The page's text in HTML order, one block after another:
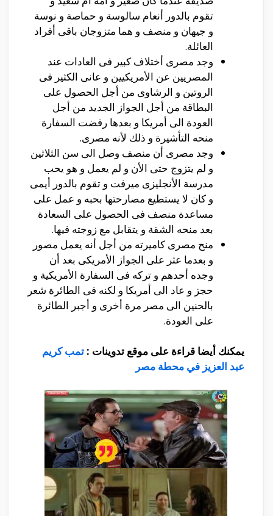
تقوم بالدور أنعام سالوسة و حماصة و نوسة
و جيهان و منصف و هما متزوجان باقى أفراد
العائلة.
وجد مصرى أختلاف كبير فى العادات عند
المصريين عن الأمريكيين و عانى الكثير فى
الروتين و الرشاوى من أجل الحصول على
البطاقة من أجل الجواز الجديد من أجل
العودة الى أمريكا و بعدها رفضت السفارة
منحه التأشيرة و ذلك لأنه مصرى.
وجد مصرى أن منصف وصل الى سن الثلاثين
و لم يتزوج حتى الأن و لم يعمل و هو يحب
مدرسة الأنجليزى ميرفت و تقوم بالدور أيمى
و كان لا يستطيع مصارحتها بحبه و عمل على
مساعدة منصف فى الحصول على السعادة
بعد منحه الشقة و يتقابل مع زوجته فيها.
منح مصرى كاميرته من أجل أنه يعمل مصور
و بعدما عثر على الجواز الأمريكى بعد أن
وجده أحدهم و تركه فى السفارة الأمريكية و
حجز و عاد الى أمريكا و لكنه فى الطائرة شعر
بالحنين الى مصر مرة أخرى و أجبر الطائرة
على العودة.
يمكنك أيضا قراءة على موقع تدوينات : تمب كريم
عبد العزيز في محطة مصر